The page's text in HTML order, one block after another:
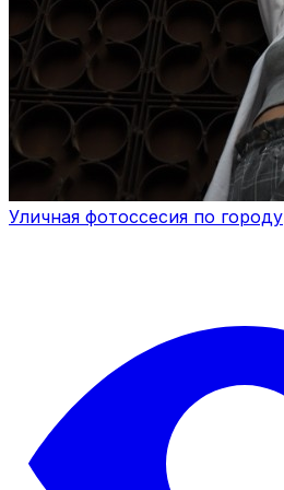
Уличная фотоссесия по городу